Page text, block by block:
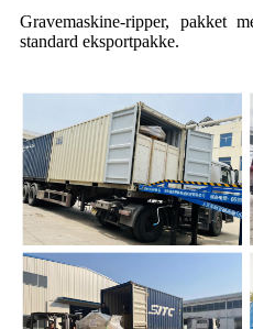
Gravemaskine-ripper, pakket
standard eksportpakke.